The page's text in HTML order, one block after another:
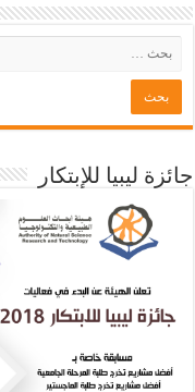
جائزة ليبيا للإبتكار